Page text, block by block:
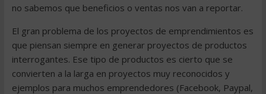
no sabemos que beneficios o ventas nos van a reportar.
El gran problema de los proyectos de emprendimientos es
que piensan siempre en generar proyectos de productos
interrogantes. Ese tipo de productos es cierto que se
convierten a la larga en proyectos muy reconocidos y
ejemplos para muchos emprendedores (Facebook, Paypal,